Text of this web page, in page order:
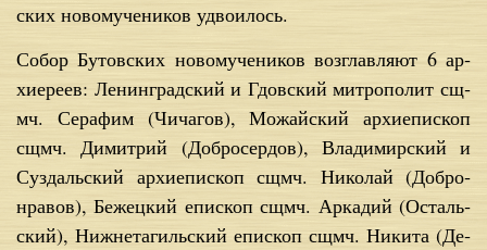
ских но­во­му­че­ни­ков удво­и­лось.
Со­бор Бу­тов­ских но­во­му­че­ни­ков воз­глав­ля­ют 6 ар­
хи­ере­ев: Ле­нин­град­ский и Гдов­ский мит­ро­по­лит сщ­
мч. Се­ра­фим (Чи­ча­гов), Мо­жай­ский ар­хи­епи­скоп
сщ­мч. Ди­мит­рий (Доб­ро­сер­дов), Вла­ди­мир­ский и
Суз­даль­ский ар­хи­епи­скоп сщ­мч. Ни­ко­лай (Доб­ро­
нра­вов), Бе­жец­кий епи­скоп сщ­мч. Ар­ка­дий (Осталь­
ский), Ниж­не­та­гиль­ский епи­скоп сщ­мч. Ни­ки­та (Де­